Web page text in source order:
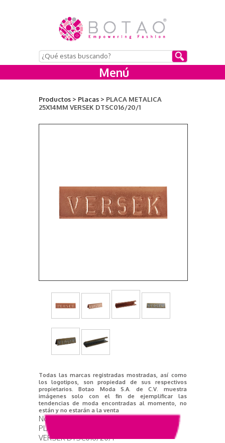
Menú
Productos > Placas > PLACA METALICA
25X14MM VERSEK DTSC016/20/1
Todas las marcas registradas mostradas, así como
los logotipos, son propiedad de sus respectivos
propietarios. Botao Moda S.A. de C.V. muestra
imágenes solo con el fin de ejemplificar las
tendencias de moda encontradas al momento, no
están y no estarán a la venta
Nombre del producto
PLACA METALICA 25X14MM
VERSEK DTSC016/20/1